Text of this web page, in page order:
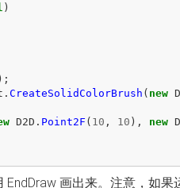
)
. CreateSolidColorBrush ( new
D2D . Point2F ( 10 , 10 ), new
画出来。注意，如